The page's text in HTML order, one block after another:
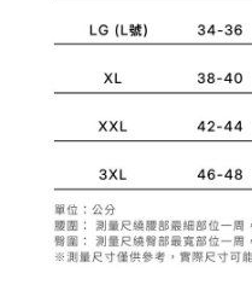
５．嚴禁一人註冊多個帳號或使